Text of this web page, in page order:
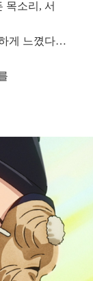
목소리, 서
게 느꼈다…